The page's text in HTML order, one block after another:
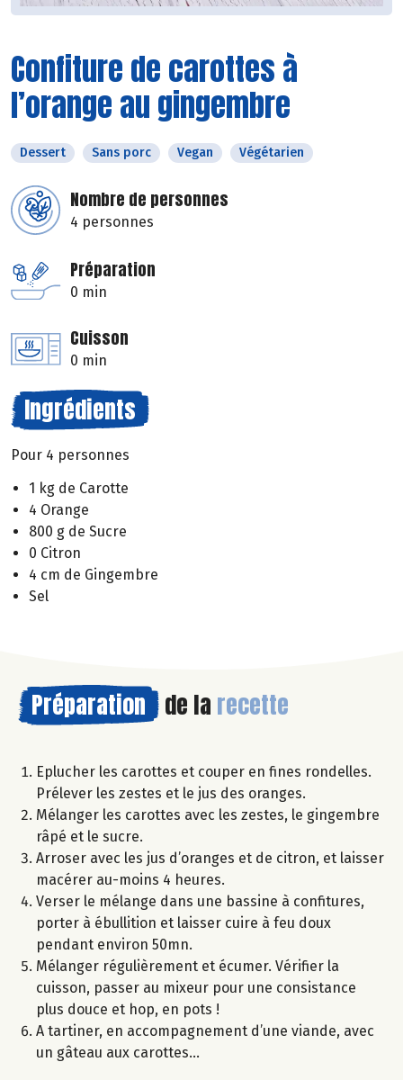
Confiture de carottes à
l’orange au gingembre
Dessert Sans porc Vegan Végétarien
Nombre de personnes
4 personnes
Préparation
0 min
Cuisson
0 min
Ingrédients
Pour 4 personnes
1 kg de Carotte
4 Orange
800 g de Sucre
0 Citron
4 cm de Gingembre
Sel
Préparation de la recette
Eplucher les carottes et couper en fines rondelles.
Prélever les zestes et le jus des oranges.
Mélanger les carottes avec les zestes, le gingembre
râpé et le sucre.
Arroser avec les jus d’oranges et de citron, et laisser
macérer au-moins 4 heures.
Verser le mélange dans une bassine à confitures,
porter à ébullition et laisser cuire à feu doux
pendant environ 50mn.
Mélanger régulièrement et écumer. Vérifier la
cuisson, passer au mixeur pour une consistance
plus douce et hop, en pots !
A tartiner, en accompagnement d’une viande, avec
un gâteau aux carottes…